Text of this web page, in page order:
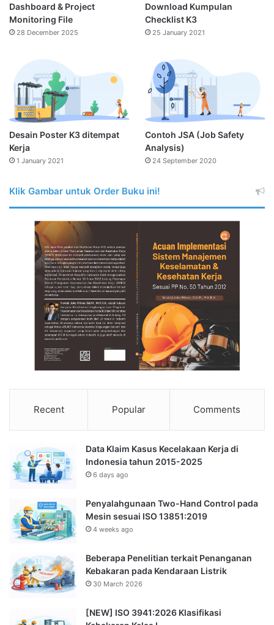
Dashboard & Project
Monitoring File
28 December 2025
Download Kumpulan
Checklist K3
25 January 2021
Desain Poster K3 ditempat
Kerja
1 January 2021
Contoh JSA (Job Safety
Analysis)
24 September 2020
Klik Gambar untuk Order Buku ini!
Recent Popular Comments
Data Klaim Kasus Kecelakaan Kerja di
Indonesia tahun 2015-2025
6 days ago
Penyalahgunaan Two-Hand Control pada
Mesin sesuai ISO 13851:2019
4 weeks ago
Beberapa Penelitian terkait Penanganan
Kebakaran pada Kendaraan Listrik
30 March 2026
[NEW] ISO 3941:2026 Klasifikasi